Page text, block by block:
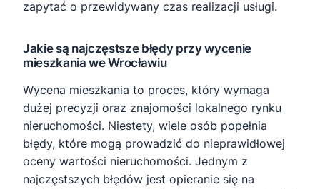
zapytać o przewidywany czas realizacji usługi.
Jakie są najczęstsze błędy przy wycenie
mieszkania we Wrocławiu
Wycena mieszkania to proces, który wymaga
dużej precyzji oraz znajomości lokalnego rynku
nieruchomości. Niestety, wiele osób popełnia
błędy, które mogą prowadzić do nieprawidłowej
oceny wartości nieruchomości. Jednym z
najczęstszych błędów jest opieranie się na